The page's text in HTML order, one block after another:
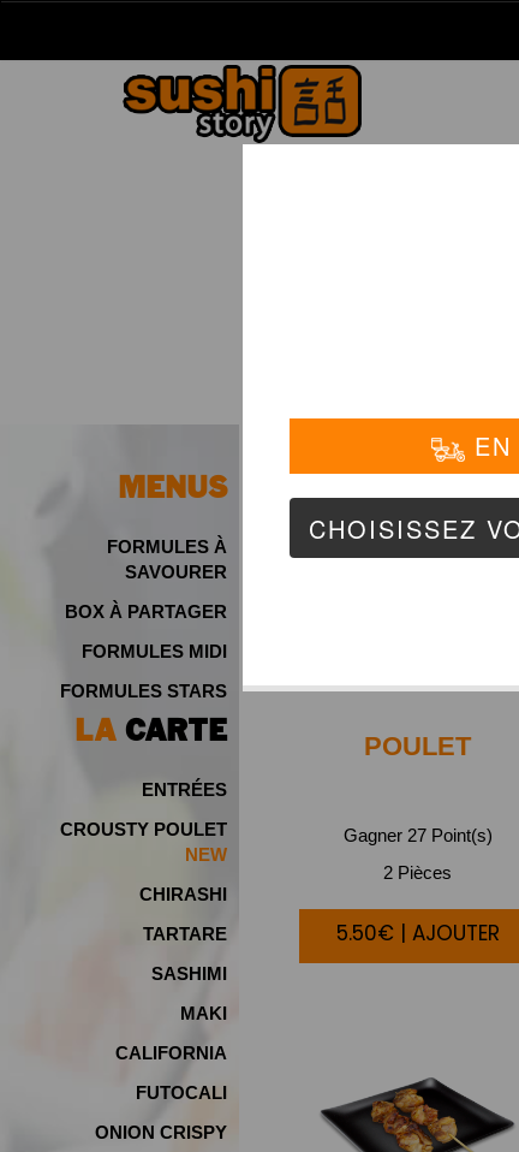
MENUS
FORMULES À
SAVOURER
BOX À PARTAGER
FORMULES MIDI
FORMULES STARS
LA CARTE
ENTRÉES
CROUSTY POULET
NEW
CHIRASHI
TARTARE
SASHIMI
MAKI
CALIFORNIA
FUTOCALI
ONION CRISPY
POULET
Gagner 27 Point(s)
2 Pièces
5.50€ | AJOUTER